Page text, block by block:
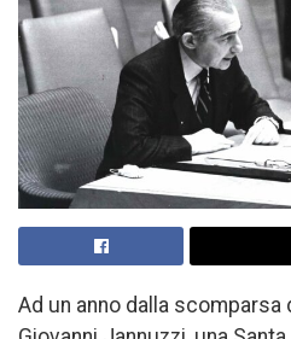
Ad un anno dalla scomparsa